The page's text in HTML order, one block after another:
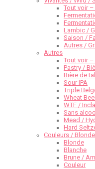
Tout voir
Lambic /
Saison /
Autres /
Autres
Tout voir
Pastry /
Bière de
Sour IPA
Triple
Wheat
WTF /
Sans alcool
Mead /
Hard
Couleurs /
Blonde
Blanche
Brune /
Couleur